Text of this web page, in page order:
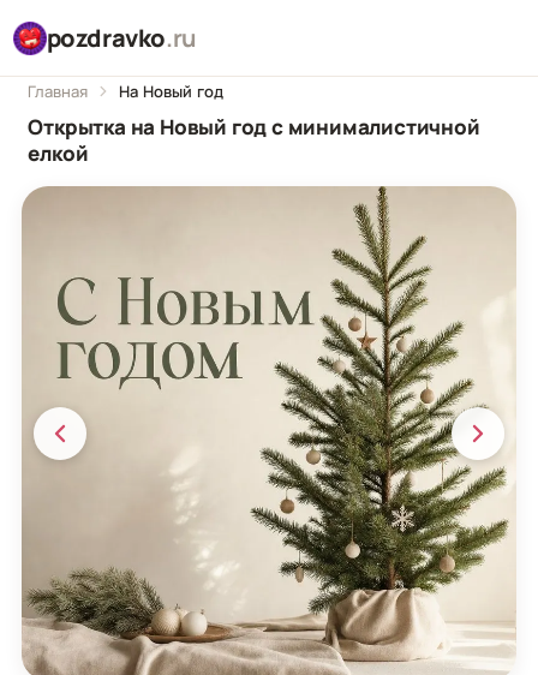
pozdravko.ru
Главная На Новый год
Открытка на Новый год с минималистичной
елкой